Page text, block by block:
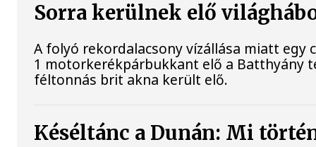
Sorra kerülnek elő
A folyó rekordalacsony vízállása miatt egy
1 motorkerékpárbukkant elő a Batthyány
féltonnás brit akna került elő.
Késéltánc a Dunán: Mi